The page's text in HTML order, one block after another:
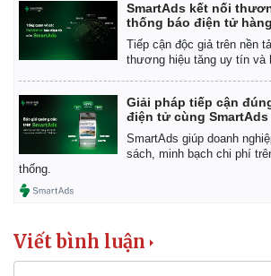
SmartAds kết nối
thống báo điện tử
Tiếp cận độc giả trên nền
thương hiệu tăng uy tín và
Giải pháp tiếp cận
điện tử cùng SmartAds
SmartAds giúp doanh
sách, minh bạch chi phí
thống.
Viết bình luận